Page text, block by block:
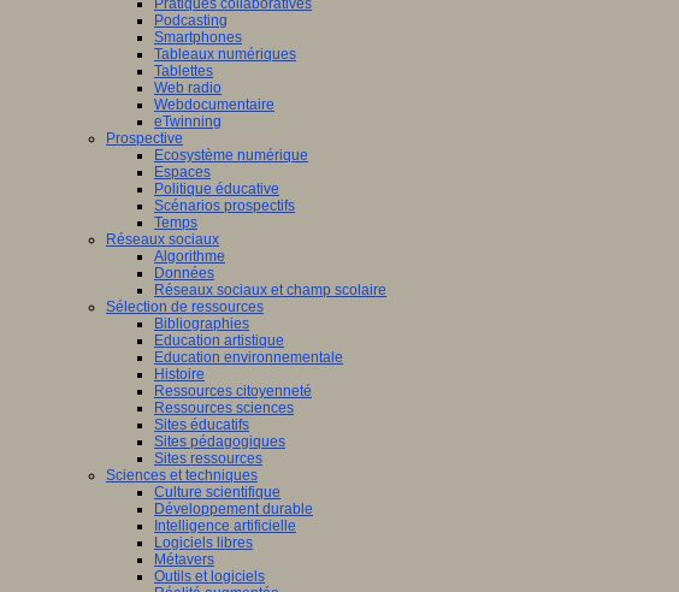
Pratiques collaboratives
Podcasting
Smartphones
Tableaux numériques
Tablettes
Web radio
Webdocumentaire
eTwinning
Prospective
Ecosystème numérique
Espaces
Politique éducative
Scénarios prospectifs
Temps
Réseaux sociaux
Algorithme
Données
Réseaux sociaux et champ scolaire
Sélection de ressources
Bibliographies
Education artistique
Education environnementale
Histoire
Ressources citoyenneté
Ressources sciences
Sites éducatifs
Sites pédagogiques
Sites ressources
Sciences et techniques
Culture scientifique
Développement durable
Intelligence artificielle
Logiciels libres
Métavers
Outils et logiciels